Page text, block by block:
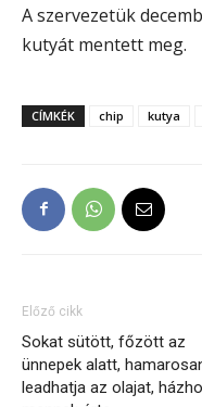
A szervezetük
kutyát mentett meg.
CÍMKÉK chip kutya
Előző cikk
Sokat sütött, főzött az
ünnepek alatt,
leadhatja az olajat,